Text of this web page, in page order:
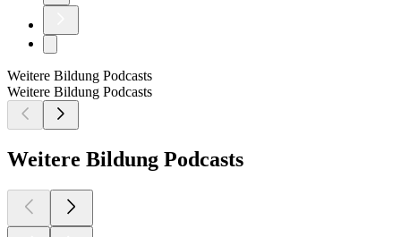
Weitere Bildung Podcasts
Weitere Bildung Podcasts
Weitere Bildung Podcasts